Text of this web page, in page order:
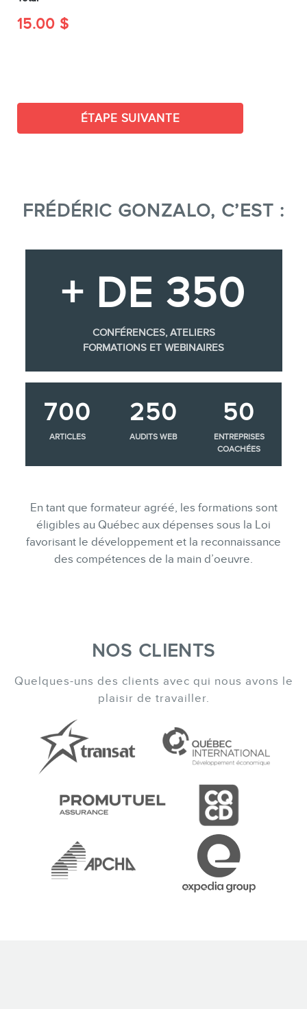
15.00 $
ÉTAPE SUIVANTE
FRÉDÉRIC GONZALO, C’EST :
+ DE 350
CONFÉRENCES, ATELIERS
FORMATIONS ET WEBINAIRES
700
ARTICLES
250
AUDITS WEB
50
ENTREPRISES
COACHÉES
En tant que formateur agréé, les formations sont
éligibles au Québec aux dépenses sous la Loi
favorisant le développement et la reconnaissance
des compétences de la main d’oeuvre.
NOS CLIENTS
Quelques-uns des clients avec qui nous avons le
plaisir de travailler.